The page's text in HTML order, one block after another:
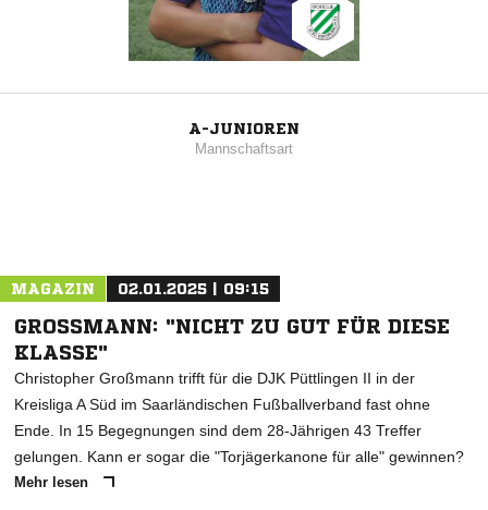
A-JUNIOREN
Mannschaftsart
MAGAZIN 02.01.2025 | 09:15
GROSSMANN: "NICHT ZU GUT FÜR DIESE K
LASSE"
Christopher Großmann trifft für die DJK Püttlingen II in der
Kreisliga A Süd im Saarländischen Fußballverband fast ohne
Ende. In 15 Begegnungen sind dem 28-Jährigen 43 Treffer
gelungen. Kann er sogar die "Torjägerkanone für alle" gewinnen?
Mehr lesen